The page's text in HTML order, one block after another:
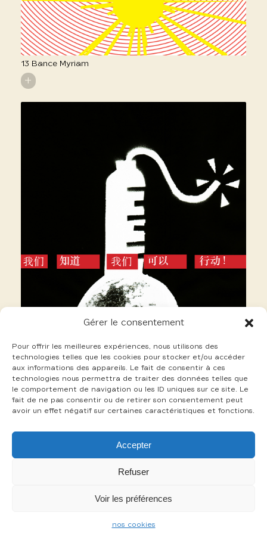
Gérer le consentement
Pour offrir les meilleures expériences, nous utilisons des
technologies telles que les cookies pour stocker et/ou accéder
aux informations des appareils. Le fait de consentir à ces
technologies nous permettra de traiter des données telles que
le comportement de navigation ou les ID uniques sur ce site. Le
fait de ne pas consentir ou de retirer son consentement peut
avoir un effet négatif sur certaines caractéristiques et fonctions.
Accepter
Refuser
Voir les préférences
nos cookies
13 Bance Myriam
+
3 Sarfis Thierry
cookies